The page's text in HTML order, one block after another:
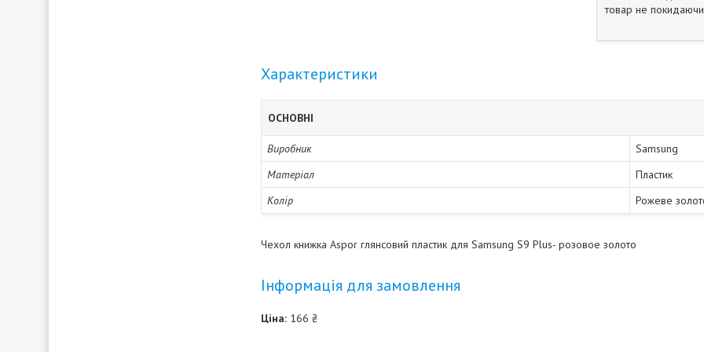
товар не покидаючи
Характеристики
ОСНОВНІ
Виробник
Samsung
Матеріал
Пластик
Колір
Рожеве
Чехол книжка Aspor глянсовий пластик для Samsung S9 Plus- розовое золото
Інформація для замовлення
Ціна: 166 ₴